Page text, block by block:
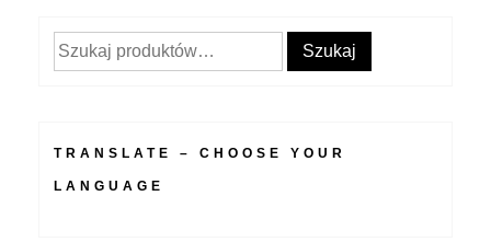
Szukaj: Szukaj
TRANSLATE – CHOOSE YOUR
LANGUAGE